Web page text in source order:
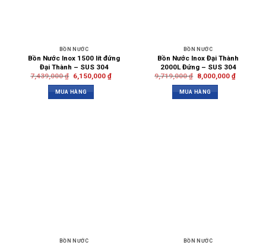
BỒN NƯỚC
Bồn Nước Inox 1500 lít đứng
Đại Thành – SUS 304
7,439,000₫ 6,150,000 ₫
MUA HÀNG
BỒN NƯỚC
Bồn Nước Inox Đại Thành
2000L Đứng – SUS 304
9,719,000₫ 8,000,000 ₫
MUA HÀNG
BỒN NƯỚC BỒN NƯỚC